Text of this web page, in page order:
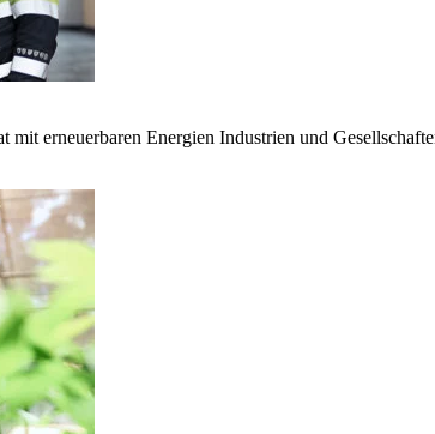
mit erneuerbaren Energien Industrien und